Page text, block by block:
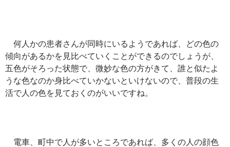
何人かの患者さんが同時にいるようであれば、どの色の
傾向があるかを見比べていくことができるのでしょうが、
五色がそろった状態で、微妙な色の方がきて、誰と似たよ
うな色なのか身比べていかないといけないので、普段の生
活で人の色を見ておくのがいいですね。
電車、町中で人が多いところであれば、多くの人の顔色